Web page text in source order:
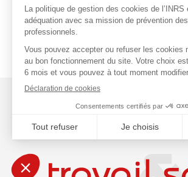
Abonnez-vous à la